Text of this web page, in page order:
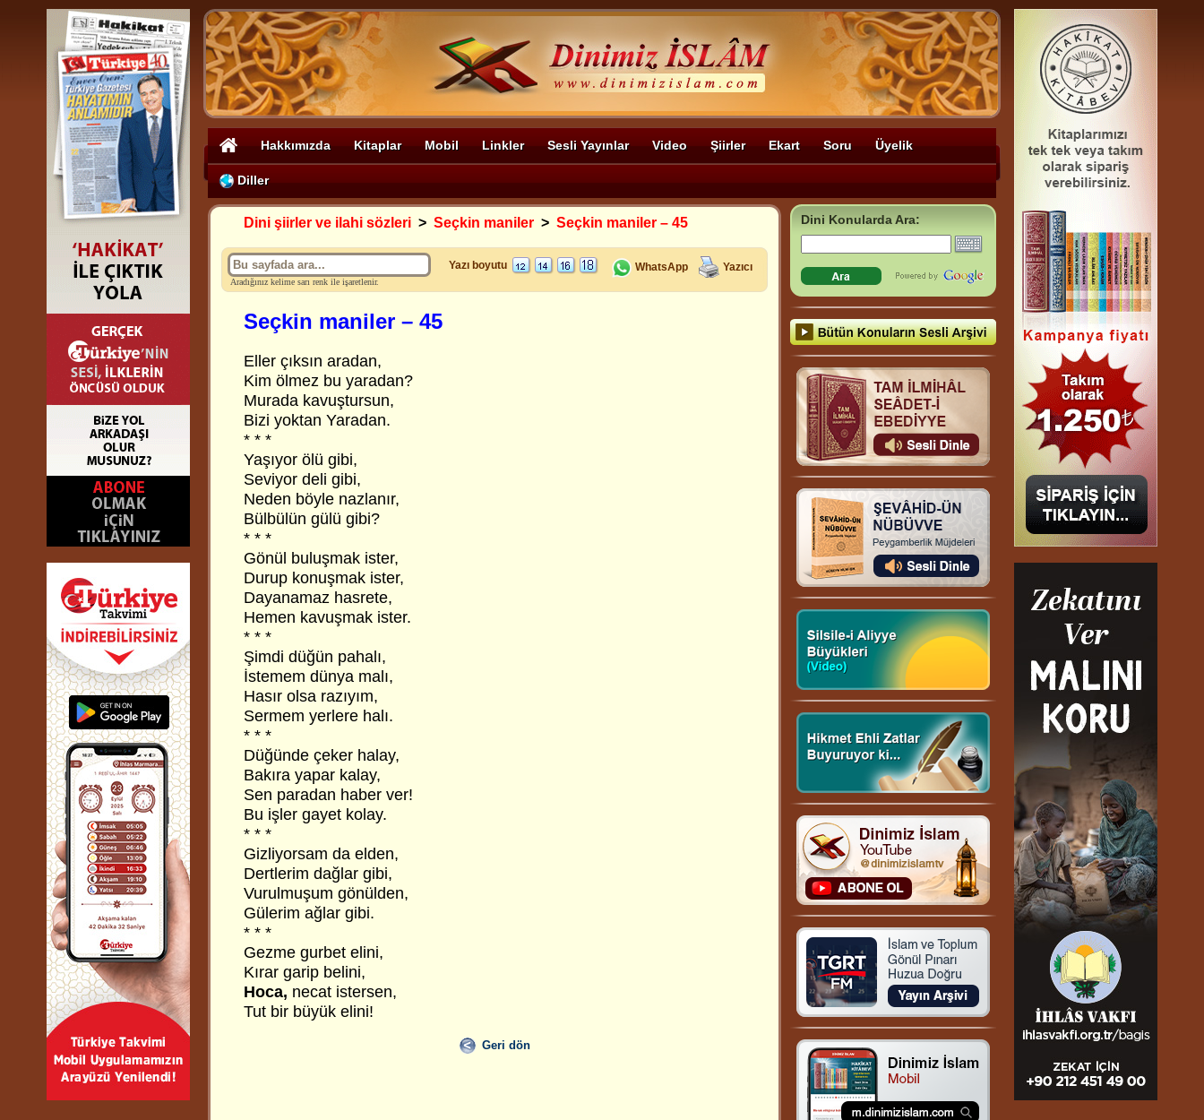
Hakkımızda Kitaplar Mobil Linkler Sesli Yayınlar Video Şiirler Ekart Soru Üyelik
Diller
Dini şiirler ve ilahi sözleri > Seçkin maniler > Seçkin maniler – 45
Aradığınız kelime sarı renk ile işaretlenir.
Yazı boyutu WhatsApp Yazıcı
Seçkin maniler – 45
Eller çıksın aradan,
Kim ölmez bu yaradan?
Murada kavuştursun,
Bizi yoktan Yaradan.
* * *
Yaşıyor ölü gibi,
Seviyor deli gibi,
Neden böyle nazlanır,
Bülbülün gülü gibi?
* * *
Gönül buluşmak ister,
Durup konuşmak ister,
Dayanamaz hasrete,
Hemen kavuşmak ister.
* * *
Şimdi düğün pahalı,
İstemem dünya malı,
Hasır olsa razıyım,
Sermem yerlere halı.
* * *
Düğünde çeker halay,
Bakıra yapar kalay,
Sen paradan haber ver!
Bu işler gayet kolay.
* * *
Gizliyorsam da elden,
Dertlerim dağlar gibi,
Vurulmuşum gönülden,
Gülerim ağlar gibi.
* * *
Gezme gurbet elini,
Kırar garip belini,
Hoca, necat istersen,
Tut bir büyük elini!
Geri dön
Dini Konularda Ara: